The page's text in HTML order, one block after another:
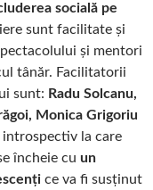
socială pe
sunt facilitate și
și mentori
tânăr. Facilitatorii
sunt: Radu Solcanu,
Monica Grigoriu
introspectiv la care
încheie cu un
ce va fi susținut